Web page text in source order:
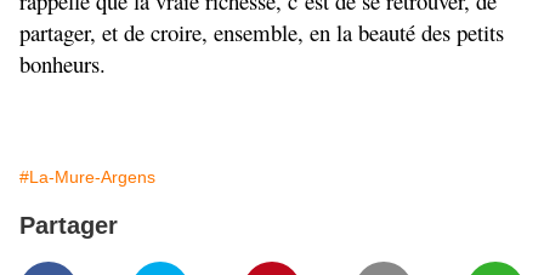
partager, et de croire, ensemble, en la beauté des petits
bonheurs.
#La-Mure-Argens
Partager